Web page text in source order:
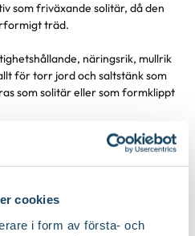
cookies
i form av första- och
som friväxande solitär, då den
träd.
näringsrik, mullrik
för torr jord och saltstänk som
som solitär eller som formklippt
Då toppar man plantorna när
bör sidorna klippas med en lätt
bredare vid foten. Om man klipper